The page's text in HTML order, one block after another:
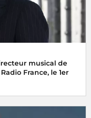
musical de
France, le 1er